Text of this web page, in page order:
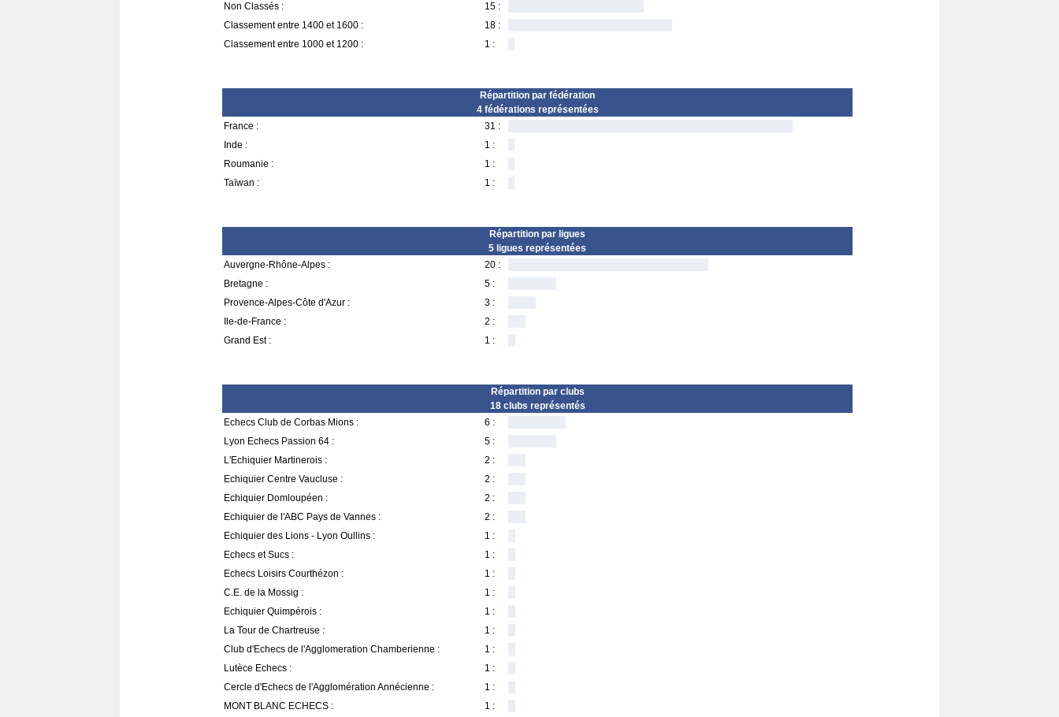
Non Classés :
15 :
Classement entre 1400 et 1600 :
18 :
Classement entre 1000 et 1200 :
1 :
Répartition par fédération
4 fédérations représentées
France :
31 :
Inde :
1 :
Roumanie :
1 :
Taïwan :
1 :
Répartition par ligues
5 ligues représentées
Auvergne-Rhône-Alpes :
20 :
Bretagne :
5 :
Provence-Alpes-Côte d'Azur :
3 :
Ile-de-France :
2 :
Grand Est :
1 :
Répartition par clubs
18 clubs représentés
Echecs Club de Corbas Mions :
6 :
Lyon Echecs Passion 64 :
5 :
L'Echiquier Martinerois :
2 :
Echiquier Centre Vaucluse :
2 :
Echiquier Domloupéen :
2 :
Echiquier de l'ABC Pays de Vannes :
2 :
Echiquier des Lions - Lyon Oullins :
1 :
Echecs et Sucs :
1 :
Echecs Loisirs Courthézon :
1 :
C.E. de la Mossig :
1 :
Echiquier Quimpérois :
1 :
La Tour de Chartreuse :
1 :
Club d'Echecs de l'Agglomeration Chamberienne :
1 :
Lutèce Echecs :
1 :
Cercle d'Echecs de l'Agglomération Annécienne :
1 :
MONT BLANC ECHECS :
1 :